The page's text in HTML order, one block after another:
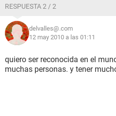
RESPUESTA 2 / 2
delvalles@.com
12 may 2010 a las 01:11
quiero ser reconocida en el
muchas personas. y tener